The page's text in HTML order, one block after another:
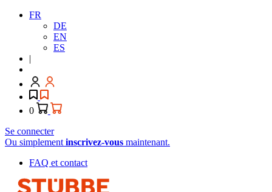
FR
DE
EN
ES
|
0
Se connecter
Ou simplement inscrivez-vous maintenant.
FAQ et contact